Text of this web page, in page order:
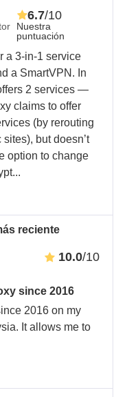
Nuestra
puntuación
6.7/10
a 3-in-1 service
a SmartVPN. In
2 services —
claims to offer
(by rerouting
but doesn’t
option to change
reciente
10.0/10
since 2016
2016 on my
It allows me to